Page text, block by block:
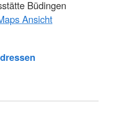
Büdingen
Ansicht